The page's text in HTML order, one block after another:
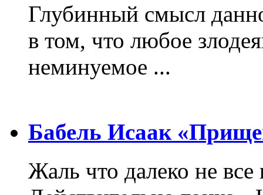
Глубинный смысл
в том, что любое
неминуемое ...
Бабель Исаак
Жаль что далеко не